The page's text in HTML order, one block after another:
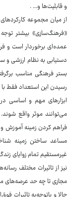
و قابلیت‌ها و... .
از میان مجموعه
«فرهنگ‌سازی» بیشتر
عمده‌ای برخوردار است و
دستیابی به نظام ارزشی و
بستر فرهنگی مناسب
رسیدن این استعداد فقط
ابزارهای مهم و اساسی
می‌توانند موثر واقع
فراهم کردن زمینه آموزش
مساعد ساختن زمینه
غیرمستقیم تمام زوایای
نیز از تاثیرات مختلف
مجازی تا چه حد عرصه‌های